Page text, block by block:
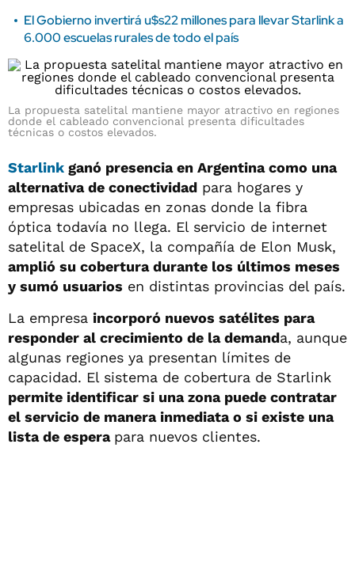
El Gobierno invertirá u$s22 millones para llevar Starlink a
6.000 escuelas rurales de todo el país
La propuesta satelital mantiene mayor atractivo en regiones
donde el cableado convencional presenta dificultades
técnicas o costos elevados.
Starlink ganó presencia en Argentina como una
alternativa de conectividad para hogares y
empresas ubicadas en zonas donde la fibra
óptica todavía no llega. El servicio de internet
satelital de SpaceX, la compañía de Elon Musk,
amplió su cobertura durante los últimos meses
y sumó usuarios en distintas provincias del país.
La empresa incorporó nuevos satélites para
responder al crecimiento de la demanda, aunque
algunas regiones ya presentan límites de
capacidad. El sistema de cobertura de Starlink
permite identificar si una zona puede contratar
el servicio de manera inmediata o si existe una
lista de espera para nuevos clientes.